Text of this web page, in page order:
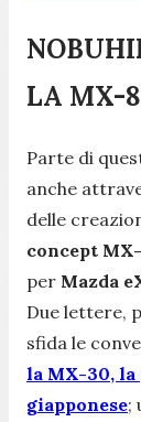
LA MX-
Parte di
anche
delle
concept MX-
per Mazda
Due lettere,
sfida le
la MX-30, la
giapponese;